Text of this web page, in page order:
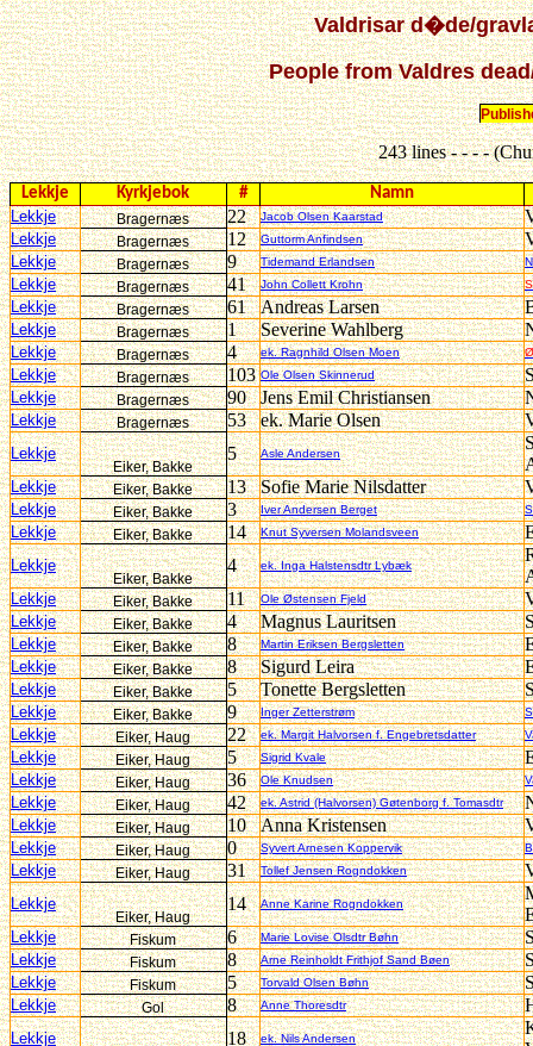
Valdrisar d�de/
People from Valdres
243 lines - - - -
Lekkje Kyrkjebok #
Namn
Lekkje
Bragernæs 22 Jacob Olsen Kaarstad
Lekkje Bragernæs 12 Guttorm Anfindsen
Lekkje Bragernæs 9 Tidemand Erlandsen
Lekkje Bragernæs 41 John Collett Krohn
Lekkje Bragernæs 61 Andreas Larsen
Lekkje Bragernæs 1 Severine Wahlberg
Lekkje Bragernæs 4 ek. Ragnhild Olsen Moen
Lekkje Bragernæs 103 Ole Olsen Skinnerud
Lekkje Bragernæs 90 Jens Emil Christiansen
Lekkje Bragernæs 53 ek. Marie Olsen
Lekkje
Eiker, Bakke
5 Asle Andersen
Lekkje Eiker, Bakke 13 Sofie Marie Nilsdatter
Lekkje Eiker, Bakke 3 Iver Andersen Berget
Lekkje Eiker, Bakke 14 Knut Syversen Molandsveen
Lekkje
Eiker, Bakke
4 ek. Inga Halstensdtr Lybæk
Lekkje Eiker, Bakke 11 Ole Østensen Fjeld
Lekkje Eiker, Bakke 4 Magnus Lauritsen
Lekkje Eiker, Bakke 8 Martin Eriksen Bergsletten
Lekkje Eiker, Bakke 8 Sigurd Leira
Lekkje Eiker, Bakke 5 Tonette Bergsletten
Lekkje Eiker, Bakke 9 Inger Zetterstrøm
Lekkje Eiker, Haug 22 ek. Margit Halvorsen f. Engebretsdatter
Lekkje Eiker, Haug 5 Sigrid Kvale
Lekkje Eiker, Haug 36 Ole Knudsen
Lekkje Eiker, Haug 42 ek. Astrid (Halvorsen) Gøtenborg f. Tomasdtr
Lekkje Eiker, Haug 10 Anna Kristensen
Lekkje Eiker, Haug 0 Syvert Arnesen Koppervik
Lekkje Eiker, Haug 31 Tollef Jensen Rogndokken
Lekkje
Eiker, Haug
14 Anne Karine Rogndokken
Lekkje Fiskum 6 Marie Lovise Olsdtr Bøhn
Lekkje Fiskum 8 Arne Reinholdt Frithjof Sand Bøen
Lekkje Fiskum 5 Torvald Olsen Bøhn
Lekkje Gol 8 Anne Thoresdtr
Lekkje 18 ek. Nils Andersen